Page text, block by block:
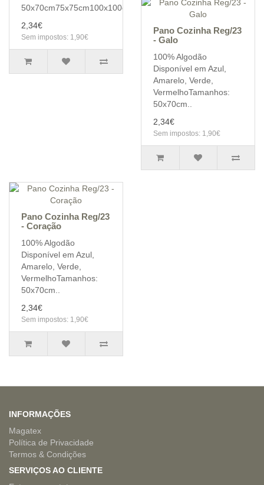
50x70cm75x75cm100x100cm120x..
2,34€
Sem impostos: 1,90€
Pano Cozinha Reg/23
- Galo
100% Algodão
Disponível em Azul,
Amarelo, Verde,
VermelhoTamanhos:
50x70cm..
2,34€
Sem impostos: 1,90€
Pano Cozinha Reg/23
- Coração
100% Algodão
Disponível em Azul,
Amarelo, Verde,
VermelhoTamanhos:
50x70cm..
2,34€
Sem impostos: 1,90€
INFORMAÇÕES
Magatex
Política de Privacidade
Termos & Condições
SERVIÇOS AO CLIENTE